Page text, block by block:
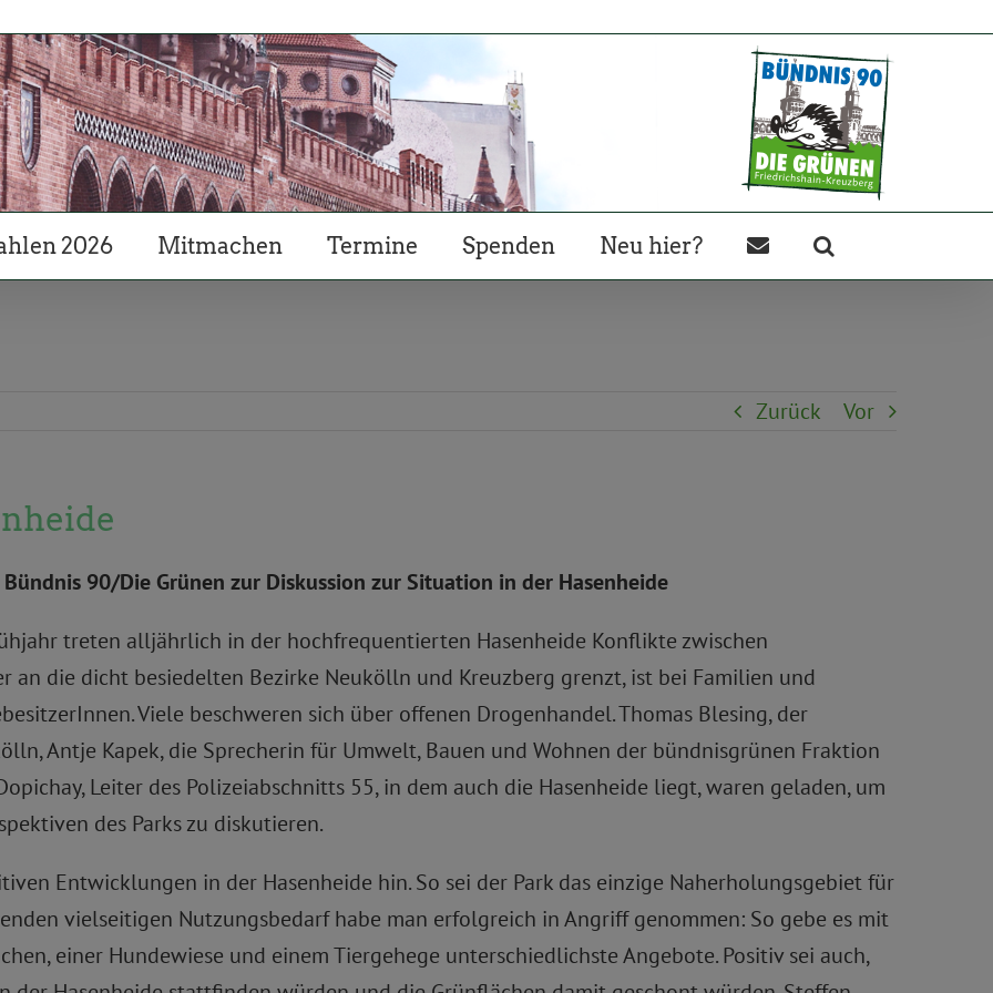
2026 Mitmachen Termine Spenden Neu hier?
Zurück Vor
90/Die Grünen zur Diskussion zur Situation in der Hasenheide
treten alljährlich in der hochfrequentierten Hasenheide Konflikte zwischen
an die dicht besiedelten Bezirke Neukölln und Kreuzberg grenzt, ist bei Familien und
Viele beschweren sich über offenen Drogenhandel. Thomas Blesing, der
Antje Kapek, die Sprecherin für Umwelt, Bauen und Wohnen der bündnisgrünen Fraktion
Leiter des Polizeiabschnitts 55, in dem auch die Hasenheide liegt, waren geladen, um
des Parks zu diskutieren.
Entwicklungen in der Hasenheide hin. So sei der Park das einzige Naherholungsgebiet für
vielseitigen Nutzungsbedarf habe man erfolgreich in Angriff genommen: So gebe es mit
einer Hundewiese und einem Tiergehege unterschiedlichste Angebote. Positiv sei auch,